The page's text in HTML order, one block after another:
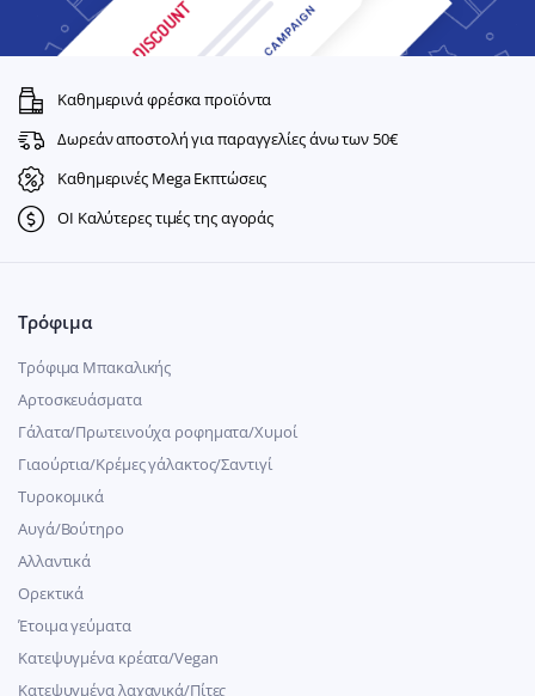
Καθημερινά φρέσκα προϊόντα
Δωρεάν αποστολή για παραγγελίες άνω των 50€
Καθημερινές Mega Εκπτώσεις
ΟΙ Καλύτερες τιμές της αγοράς
Τρόφιμα
Τρόφιμα Μπακαλικής
Αρτοσκευάσματα
Γάλατα/Πρωτεινούχα ροφηματα/Χυμοί
Γιαούρτια/Κρέμες γάλακτος/Σαντιγί
Τυροκομικά
Αυγά/Βούτηρο
Αλλαντικά
Ορεκτικά
Έτοιμα γεύματα
Κατεψυγμένα κρέατα/Vegan
Kατεψυγμένα λαχανικά/Πίτες